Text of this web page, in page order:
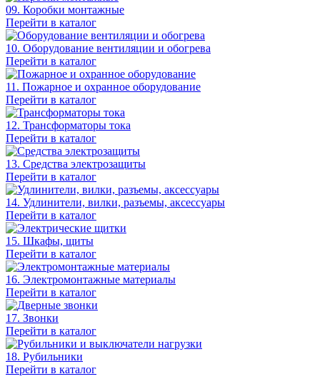
09. Коробки монтажные
Перейти в каталог
10. Оборудование вентиляции и обогрева
Перейти в каталог
11. Пожарное и охранное оборудование
Перейти в каталог
12. Трансформаторы тока
Перейти в каталог
13. Средства электрозащиты
Перейти в каталог
14. Удлинители, вилки, разъемы, аксессуары
Перейти в каталог
15. Шкафы, щиты
Перейти в каталог
16. Электромонтажные материалы
Перейти в каталог
17. Звонки
Перейти в каталог
18. Рубильники
Перейти в каталог